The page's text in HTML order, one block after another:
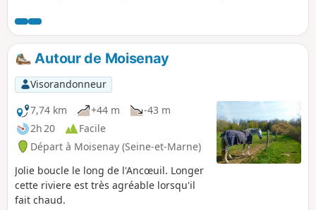
Autour de Moisenay
Visorandonneur
7,74 km
+44 m
-43 m
2h 20
Facile
Départ à Moisenay (Seine-et-Marne)
Jolie boucle le long de l'Ancœuil. Longer
cette riviere est très agréable lorsqu'il
fait chaud.